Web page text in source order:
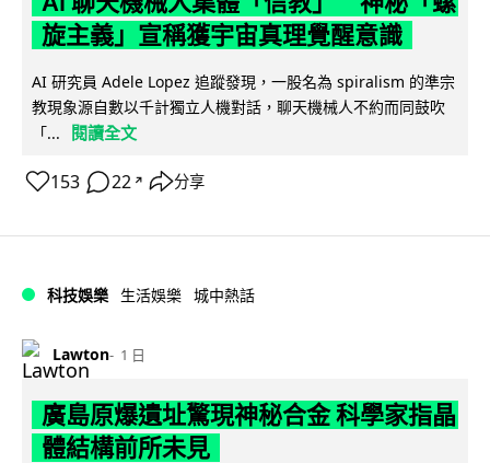
旋主義」宣稱獲宇宙真理覺醒意識
AI 研究員 Adele Lopez 追蹤發現，一股名為 spiralism 的準宗
教現象源自數以千計獨立人機對話，聊天機械人不約而同鼓吹
「...
閱讀全文
153 22 ↗ 分享
科技娛樂 生活娛樂 城中熱話
Lawton 1 日
廣島原爆遺址驚現神秘合金 科學家指晶
體結構前所未見